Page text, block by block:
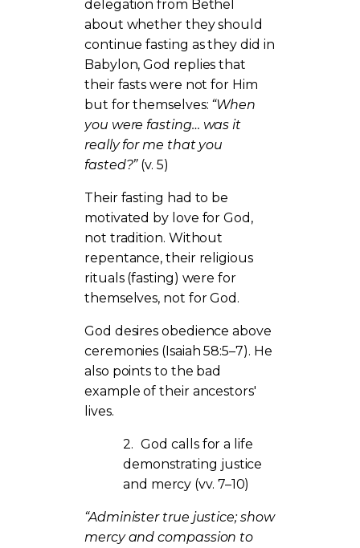
delegation from Bethel
about whether they should
continue fasting as they did in
Babylon, God replies that
their fasts were not for Him
but for themselves: “When
you were fasting… was it
really for me that you
fasted?”(v. 5)
Their fasting had to be
motivated by love for God,
not tradition. Without
repentance, their religious
rituals (fasting) were for
themselves, not for God.
God desires obedience above
ceremonies (Isaiah 58:5–7). He
also points to the bad
example of their ancestors'
lives.
2. God calls for a life
demonstrating justice
and mercy (vv. 7–10)
“Administer true justice; show
mercy and compassion to